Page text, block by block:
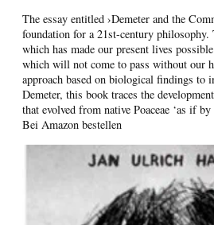
The essay entitled ›Demeter and the
foundation for a 21st-century philosophy.
which has made our present lives
which will not come to pass without our
approach based on biological findings to
Demeter, this book traces the
that evolved from native Poaceae ‘as if by
Bei Amazon bestellen